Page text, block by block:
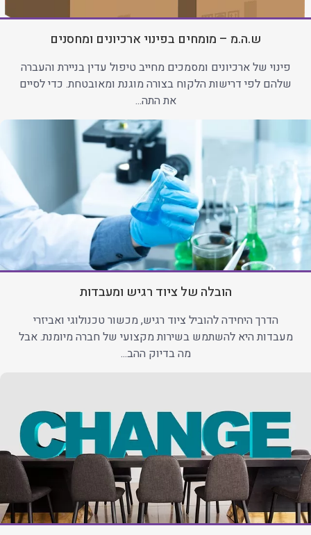
ש.ה.מ – מומחים בפינוי ארכיונים ומחסנים
פינוי של ארכיונים ומסמכים מחייב טיפול עדין בניירת והעברה
שלהם לפי דרישות הלקוח בצורה מוגנת ומאובטחת. כדי לסיים
את התה...
הובלה של ציוד רגיש ומעבדות
הדרך היחידה להוביל ציוד רגיש, מכשור טכנולוגי ואביזרי
מעבדות היא להשתמש בשירות מקצועי של חברה מיומנת. אבל
מה בדיוק ההב...